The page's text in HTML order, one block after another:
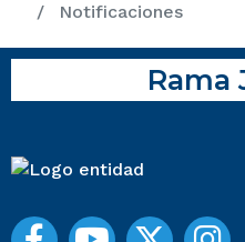
Notificaciones
Rama